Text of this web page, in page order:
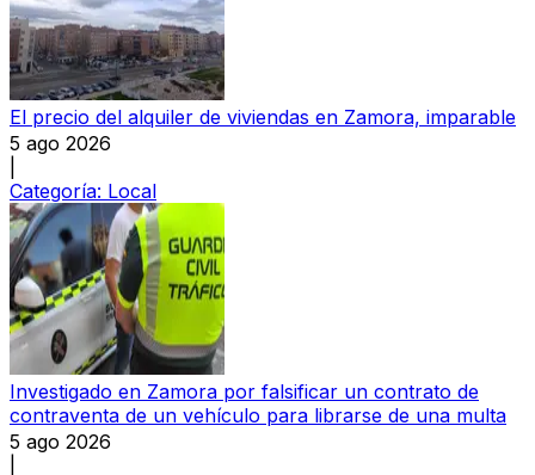
El precio del alquiler de viviendas en Zamora, imparable
5 ago 2026
Categoría: Local
Investigado en Zamora por falsificar un contrato de
contraventa de un vehículo para librarse de una multa
5 ago 2026